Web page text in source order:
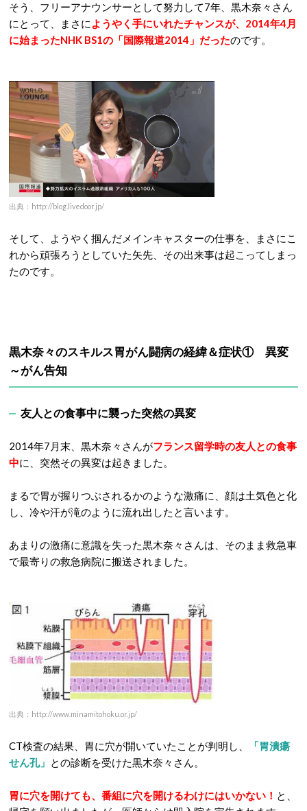
そう、フリーアナウンサーとして努力して7年、黒木奈々さん
にとって、まさに ようやく手にいれたチャンスが、2014年4月
に始まったNHK BS1の「国際報道2014」だったのです。
出典：http://blog.livedoor.jp/
そして、ようやく掴んだメインキャスターの仕事を、まさにこ
れから頑張ろうとしていた矢先、その出来事は起こってしまっ
たのです。
黒木奈々のスキルス胃がん闘病の経緯＆症状① 異変
～がん告知
友人との食事中に襲った突然の異変
2014年7月末、黒木奈々さんがフランス留学時の友人との食事
中に、突然その異変は起きました。
まるで胃が握りつぶされるかのような激痛に、顔は土気色と化
し、冷や汗が滝のように流れ出したと言います。
あまりの激痛に意識を失った黒木奈々さんは、そのまま救急車
で最寄りの救急病院に搬送されました。
出典：http://www.minamitohoku.or.jp/
CT検査の結果、胃に穴が開いていたことが判明し、
「胃潰瘍
せん孔」 との診断を受けた黒木奈々さん。
胃に穴を開けても、番組に穴を開けるわけにはいかない！ と、